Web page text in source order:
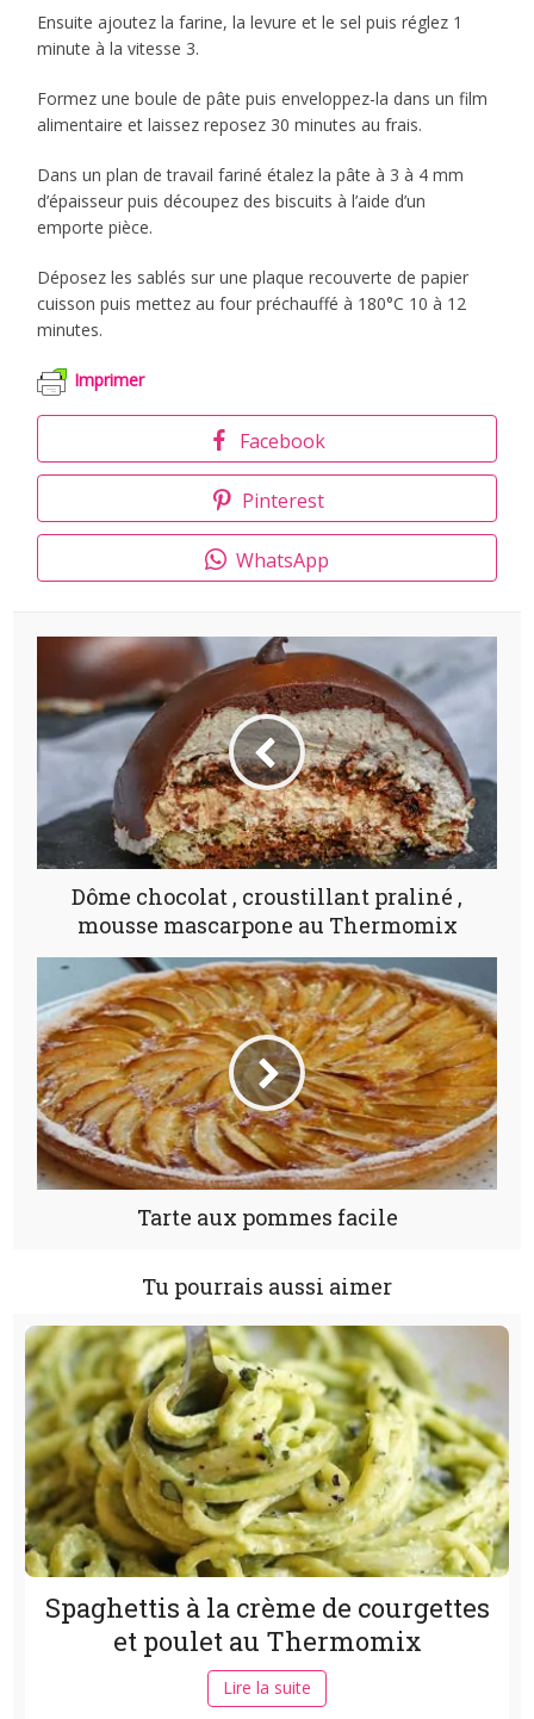
Ensuite ajoutez la farine, la levure et le sel puis réglez 1
minute à la vitesse 3.
Formez une boule de pâte puis enveloppez-la dans un film
alimentaire et laissez reposez 30 minutes au frais.
Dans un plan de travail fariné étalez la pâte à 3 à 4 mm
d’épaisseur puis découpez des biscuits à l’aide d’un
emporte pièce.
Déposez les sablés sur une plaque recouverte de papier
cuisson puis mettez au four préchauffé à 180°C 10 à 12
minutes.
Imprimer
Facebook
Pinterest
WhatsApp
Dôme chocolat , croustillant praliné ,
mousse mascarpone au Thermomix
Tarte aux pommes facile
Tu pourrais aussi aimer
Spaghettis à la crème de courgettes
et poulet au Thermomix
Lire la suite